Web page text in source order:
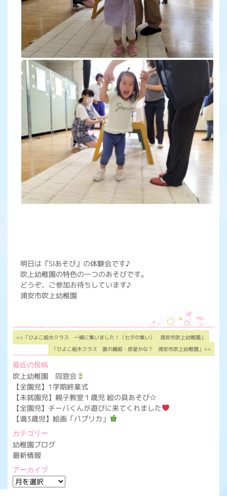
明日は『SIあそび』の体験会です♪
吹上幼稚園の特色の一つのあそびです。
どうぞ、ご参加お待ちしています♪
浦安市吹上幼稚園
<<「ひよこ組水クラス 一緒に集いました！（七夕の集い） 浦安市吹上幼稚園」
「ひよこ組木クラス 誰の織姫・彦星かな？ 浦安市吹上幼稚園」>>
最近の投稿
吹上幼稚園 同窓会
【全園児】1学期終業式
【未就園児】親子教室１歳児 絵の具あそび☆
【全園児】チーバくんが遊びに来てくれました
【満3歳児】絵画「パプリカ」
カテゴリー
幼稚園ブログ
最新情報
アーカイブ
ア